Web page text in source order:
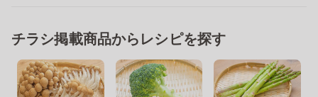
チラシ掲載商品からレシピを探す